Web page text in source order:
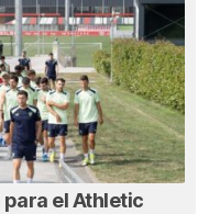
para el Athletic